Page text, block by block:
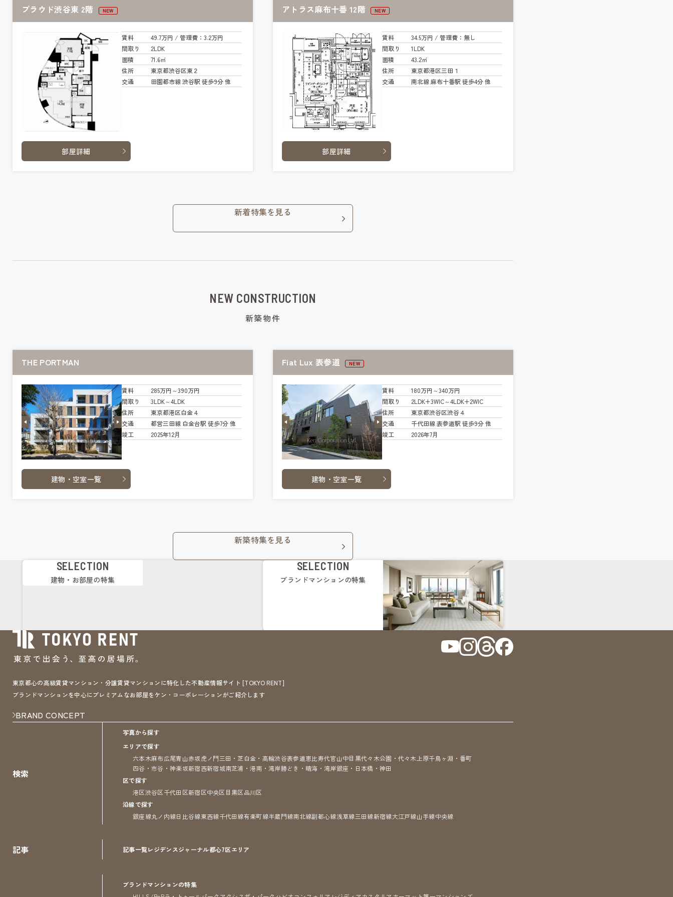
プラウド渋谷東 2階 NEW
賃料 49.7万円 / 管理費：3.2万円
間取り
2LDK
面積
71.6㎡
住所
東京都渋谷区東２
交通
田園都市線 渋谷駅 徒歩9分 他
部屋詳細
アトラス麻布十番 12階 NEW
賃料 34.5万円 / 管理費：無し
間取り
1LDK
面積
43.2㎡
住所
東京都港区三田１
交通
南北線 麻布十番駅 徒歩4分 他
部屋詳細
新着特集を見る
NEW CONSTRUCTION
新築物件
THE PORTMAN
賃料
285万円～390万円
間取り
3LDK～4LDK
住所
東京都港区白金４
交通
都営三田線 白金台駅 徒歩7分 他
竣工
2025年12月
建物・空室一覧
Fiat Lux 表参道 NEW
賃料
180万円～340万円
間取り
2LDK+3WIC～4LDK+2WIC
住所
東京都渋谷区渋谷４
交通
千代田線 表参道駅 徒歩9分 他
竣工
2026年7月
建物・空室一覧
新築特集を見る
SELECTION
建物・お部屋の特集
SELECTION
ブランドマンションの特集
東京都心の高級賃貸マンション・分譲賃貸マンションに特化した不動産情報サイト [TOKYO RENT]
ブランドマンションを中心にプレミアムなお部屋をケン・コーポレーションがご紹介します
BRAND CONCEPT
検索
写真から探す
エリアで探す
六本木麻布広尾青山赤坂虎ノ門三田・芝白金・高輪渋谷表参道恵比寿代官山中目黒代々木公園・代々木上原千鳥ヶ淵・番町
四谷・市谷・神楽坂新宿西新宿城南芝浦・港南・湾岸勝どき・晴海・湾岸銀座・日本橋・神田
区で探す
港区渋谷区千代田区新宿区中央区 目黒区品川区
沿線で探す
銀座線丸ノ内線日比谷線東西線千代田線有楽町線半蔵門線南北線副都心線浅草線三田線新宿線大江戸線山手線中央線
記事 記事一覧レジデンスジャーナル都心7区エリア
ブランドマンションの特集